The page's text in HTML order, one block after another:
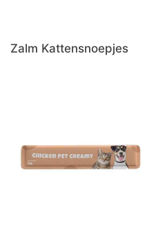
Zalm Kattensnoepjes